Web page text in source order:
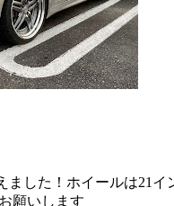
ました！ホイールは21イ
願いします